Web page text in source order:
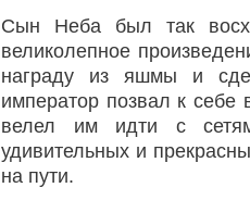
Сын Неба был так
великолепное
награду из яшмы и
император позвал к себе
велел им идти с
удивительных и
на пути.